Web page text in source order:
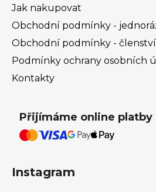
Jak nakupovat
Obchodní podmínky -
Obchodní podmínky - členství
Podmínky ochrany osobních
Kontakty
Přijímáme online platby
Instagram